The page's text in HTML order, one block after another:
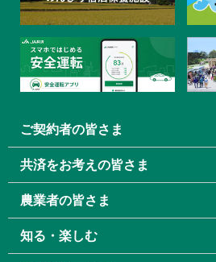
ご契約者の皆さま
共済をお考えの皆さま
農業者の皆さま
知る・楽しむ